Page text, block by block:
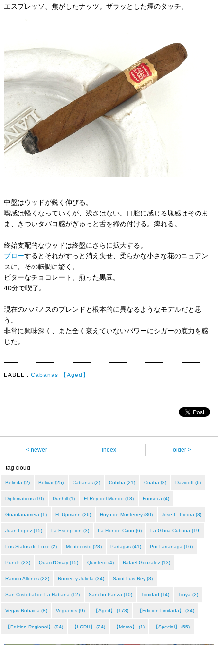
エスプレッソ、焦がしたナッツ。ザラッとした煙のタッチ。
中盤はウッドが鋭く伸びる。
喫感は軽くなっていくが、浅さはない。口腔に感じる塊感はそのま
ま、きついタバコ感がぎゅっと舌を締め付ける。痺れる。
終始支配的なウッドは終盤にさらに拡大する。
ブローするとそれがすっと消え失せ、柔らかな小さな花のニュアン
スに。その転調に驚く。
ビターなチョコレート。煎った黒豆。
40分で喫了。
現在のハバノスのブレンドと根本的に異なるようなモデルだと思
う。
非常に興味深く、また全く衰えていないパワーにシガーの底力を感
じた。
LABEL : Cabanas 【Aged】
< newer index older >
tag cloud
Belinda (2) Bolivar (25) Cabanas (2) Cohiba (21) Cuaba (8) Davidoff (6)
Diplomaticos (10) Dunhill (1) El Rey del Mundo (18) Fonseca (4)
Guantanamera (1) H. Upmann (26) Hoyo de Monterrey (30) Jose L. Piedra (3)
Juan Lopez (15) La Escepcion (3) La Flor de Cano (6) La Gloria Cubana (19)
Los Statos de Luxe (2) Montecristo (28) Partagas (41) Por Larranaga (16)
Punch (23) Quai d'Orsay (15) Quintero (4) Rafael Gonzalez (13)
Ramon Allones (22) Romeo y Julieta (34) Saint Luis Rey (8)
San Cristobal de La Habana (12) Sancho Panza (10) Trinidad (14) Troya (2)
Vegas Robaina (8) Vegueros (9) 【Aged】 (173) 【Edicion Limitada】 (34)
【Edicion Regional】 (94) 【LCDH】 (24) 【Memo】 (1) 【Special】 (55)